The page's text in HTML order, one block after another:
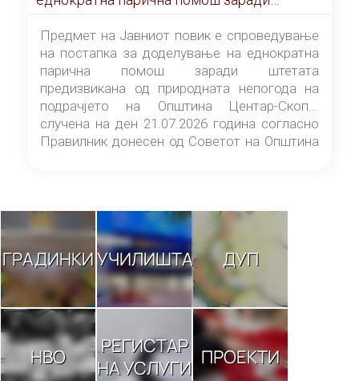
штетата предизвикана од природната
непогода на подрачјето на Општина
Центар-Скопје случена на ден 21.07.2026
година
Предмет на Јавниот повик е спроведување
на постапка за доделување на еднократна
парична помош заради штетата
предизвикана од природната непогода на
подрачјето на Општина Центар-Скопје
случена на ден 21.07.2026 година согласно
Правилник донесен од Советот на Општина
ГРАДИНКИУЧИЛИШТА ДУП
НВО
РЕГИСТАР
НА УСЛУГИ ПРОЕКТИ